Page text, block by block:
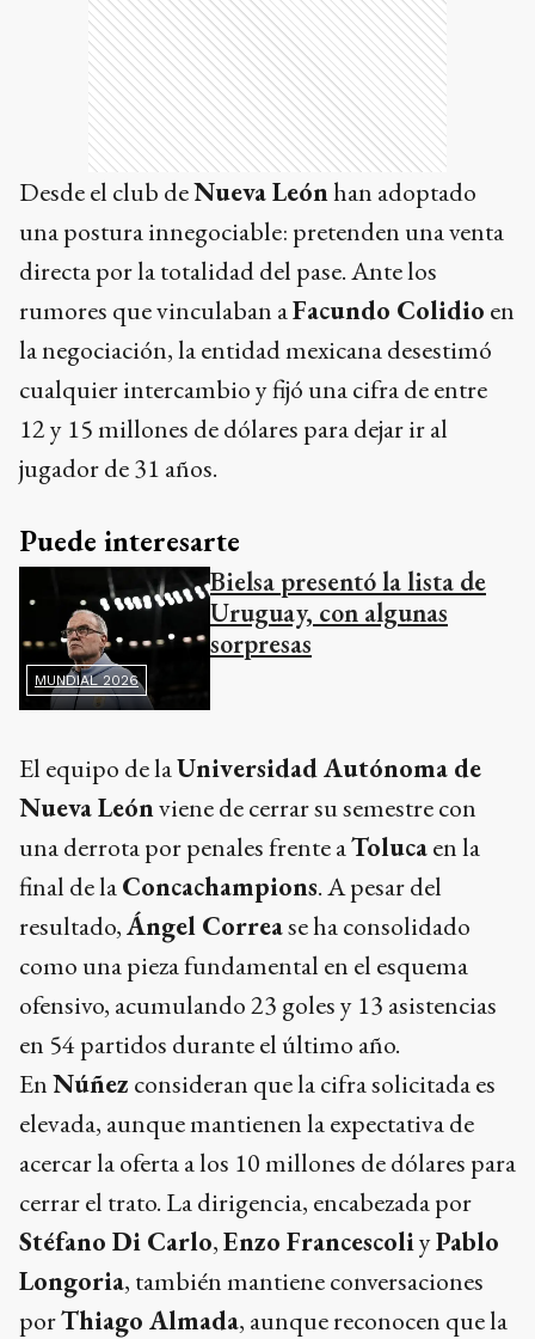
Desde el club deNueva Leónhan adoptado
una postura innegociable: pretenden una venta
directa por la totalidad del pase. Ante los
rumores que vinculaban aFacundo Colidio en
la negociación, la entidad mexicana desestimó
cualquier intercambio y fijó una cifra de entre
12 y 15 millones de dólares para dejar ir al
jugador de 31 años.
Puede interesarte
MUNDIAL 2026
Bielsa presentó la lista de
Uruguay, con algunas
sorpresas
El equipo de laUniversidad Autónoma de
Nueva Leónviene de cerrar su semestre con
una derrota por penales frente aTolucaen la
final de laConcachampions. A pesar del
resultado,Ángel Correase ha consolidado
como una pieza fundamental en el esquema
ofensivo, acumulando 23 goles y 13 asistencias
en 54 partidos durante el último año.
EnNúñez consideran que la cifra solicitada es
elevada, aunque mantienen la expectativa de
acercar la oferta a los 10 millones de dólares para
cerrar el trato. La dirigencia, encabezada por
Stéfano Di Carlo,Enzo FrancescoliyPablo
Longoria, también mantiene conversaciones
porThiago Almada, aunque reconocen que la